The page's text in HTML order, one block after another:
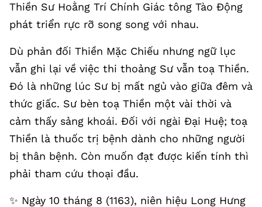
Thiền Sư Hoằng Trí Chính Giác tông Tào Động
phát triển rực rỡ song song với nhau.
Dù phản đối Thiền Mặc Chiếu nhưng ngữ lục
vẫn ghi lại về việc thi thoảng Sư vẫn toạ Thiền.
Đó là những lúc Sư bị mất ngủ vào giữa đêm và
thức giấc. Sư bèn toạ Thiền một vài thời và
cảm thấy sảng khoái. Đối với ngài Đại Huệ; toạ
Thiền là thuốc trị bệnh dành cho những người
bị thân bệnh. Còn muốn đạt được kiến tính thì
phải tham cứu thoại đầu.
✨️ Ngày 10 tháng 8 (1163), niên hiệu Long Hưng